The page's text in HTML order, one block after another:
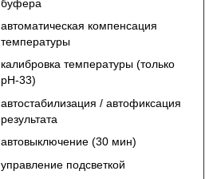
буфера
автоматическая компенсация
температуры
калибровка температуры (только
pH-33)
автостабилизация / автофиксация
результата
автовыключение (30 мин)
управление подсветкой